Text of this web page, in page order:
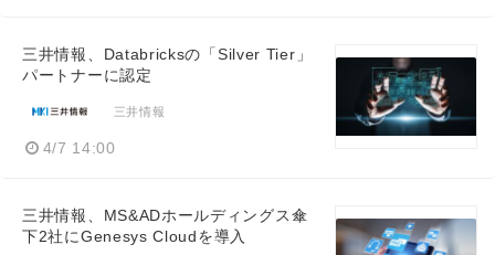
三井情報、Databricksの「Silver Tier」
パートナーに認定
三井情報
4/7 14:00
三井情報、MS&ADホールディングス傘
下2社にGenesys Cloudを導入